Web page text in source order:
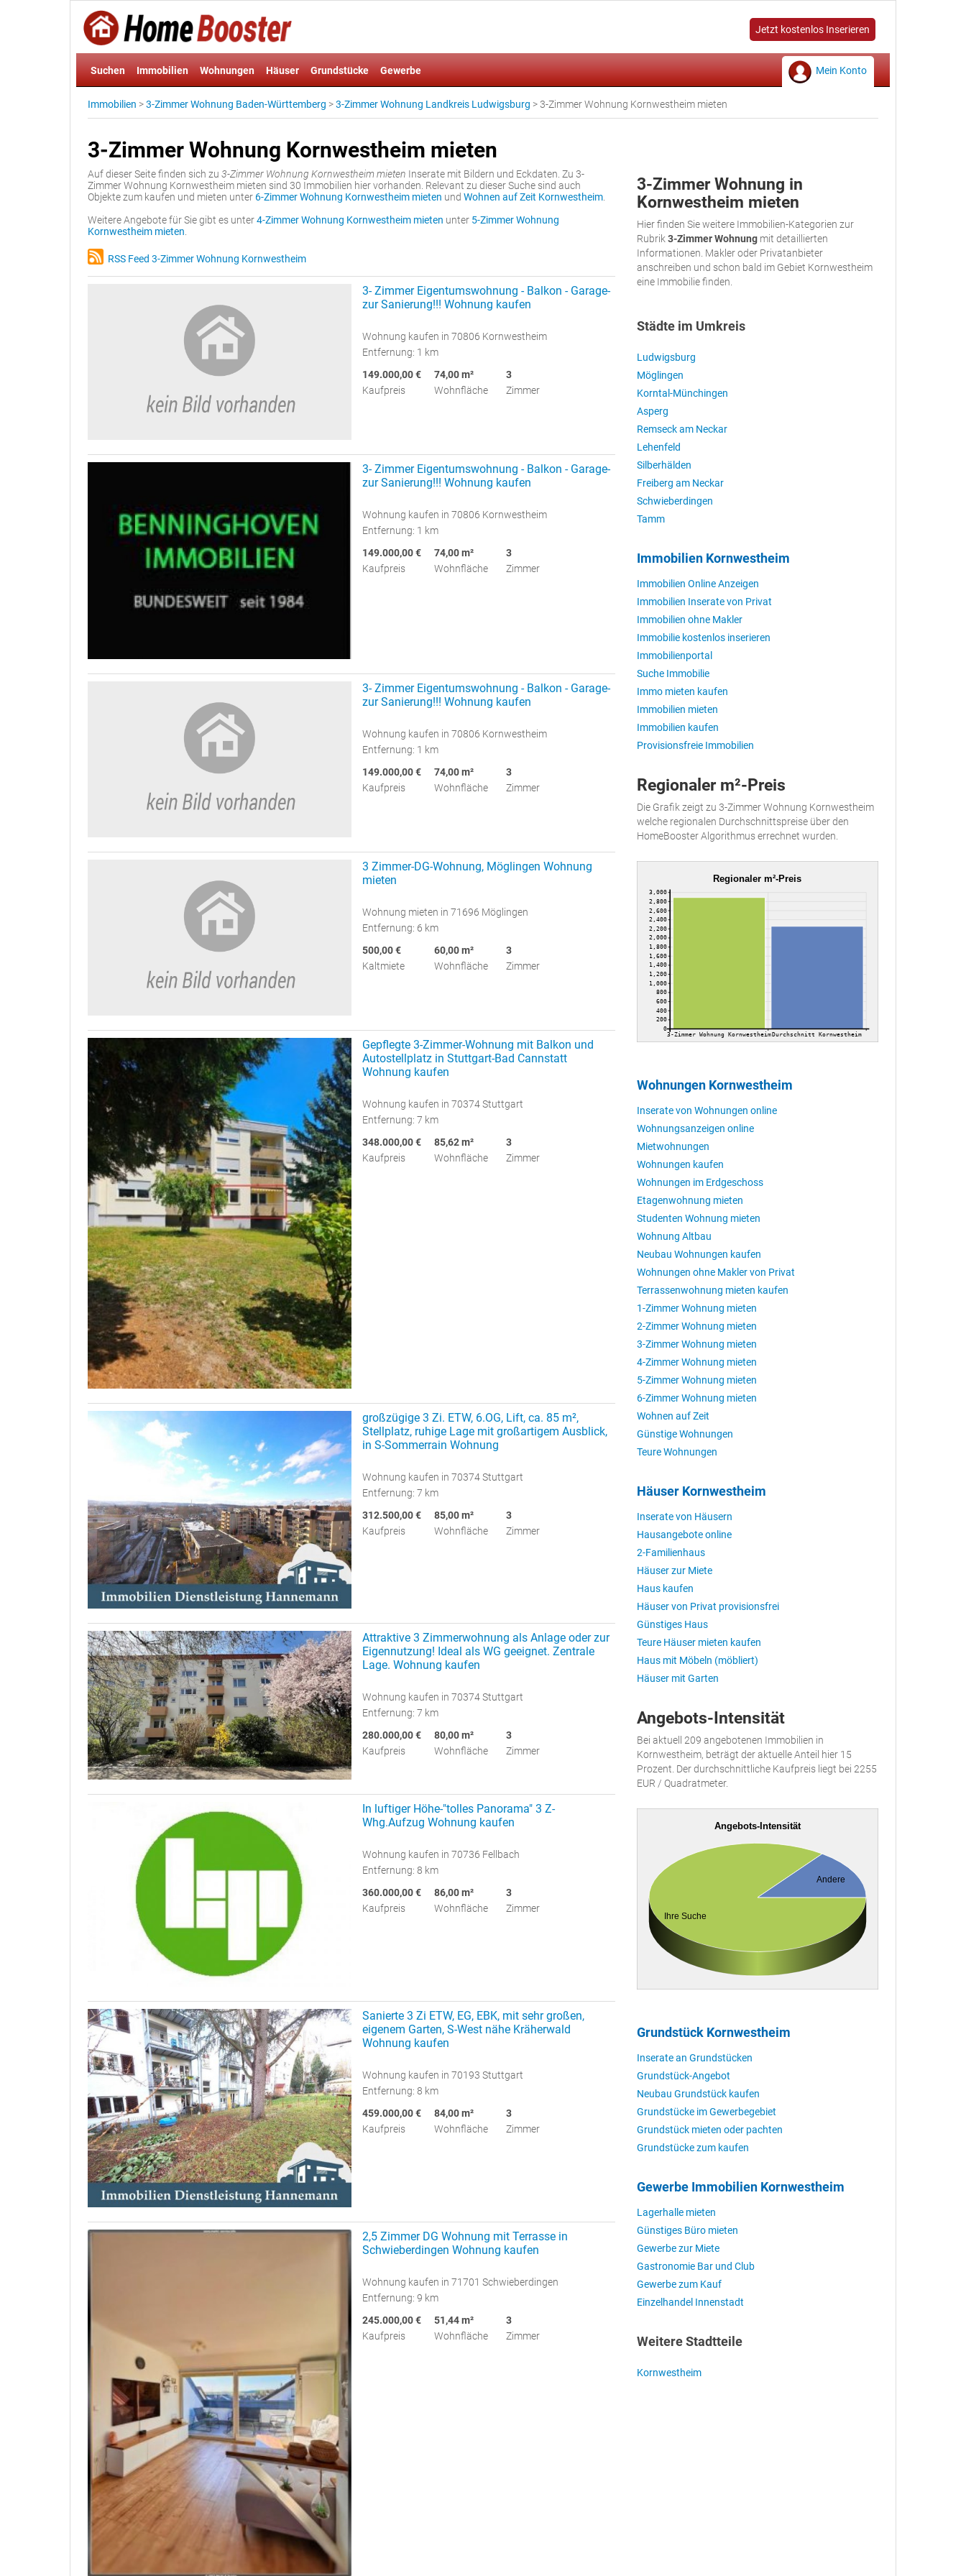
Jetzt kostenlos Inserieren
Suchen Immobilien Wohnungen Häuser Grundstücke Gewerbe Mein Konto
Immobilien >3-Zimmer Wohnung Baden-Württemberg >3-Zimmer Wohnung Landkreis Ludwigsburg >3-Zimmer Wohnung Kornwestheim mieten
3-Zimmer Wohnung Kornwestheim mieten
Auf dieser Seite finden sich zu 3-Zimmer Wohnung Kornwestheim mieten Inserate mit Bildern und Eckdaten. Zu 3-
Zimmer Wohnung Kornwestheim mieten sind 30 Immobilien hier vorhanden. Relevant zu dieser Suche sind auch
Objekte zum kaufen und mieten unter 6-Zimmer Wohnung Kornwestheim mieten und Wohnen auf Zeit Kornwestheim
Weitere Angebote für Sie gibt es unter4-Zimmer Wohnung Kornwestheim mieten unter 5-Zimmer Wohnung
Kornwestheim mieten
RSS Feed 3-Zimmer Wohnung Kornwestheim
3- Zimmer Eigentumswohnung - Balkon - Garage-
zur Sanierung!!! Wohnung kaufen
Wohnung kaufen in 70806 Kornwestheim
Entfernung: 1 km
149.000,00 €
Kaufpreis
74,00 m²
Wohnfläche
3
Zimmer
3- Zimmer Eigentumswohnung - Balkon - Garage-
zur Sanierung!!! Wohnung kaufen
Wohnung kaufen in 70806 Kornwestheim
Entfernung: 1 km
149.000,00 €
Kaufpreis
74,00 m²
Wohnfläche
3
Zimmer
3- Zimmer Eigentumswohnung - Balkon - Garage-
zur Sanierung!!! Wohnung kaufen
Wohnung kaufen in 70806 Kornwestheim
Entfernung: 1 km
149.000,00 €
Kaufpreis
74,00 m²
Wohnfläche
3
Zimmer
3 Zimmer-DG-Wohnung, Möglingen Wohnung
mieten
Wohnung mieten in 71696 Möglingen
Entfernung: 6 km
500,00 €
Kaltmiete
60,00 m²
Wohnfläche
3
Zimmer
Gepflegte 3-Zimmer-Wohnung mit Balkon und
Autostellplatz in Stuttgart-Bad Cannstatt
Wohnung kaufen
Wohnung kaufen in 70374 Stuttgart
Entfernung: 7 km
348.000,00 €
Kaufpreis
85,62 m²
Wohnfläche
3
Zimmer
großzügige 3 Zi. ETW, 6.OG, Lift, ca. 85 m²,
Stellplatz, ruhige Lage mit großartigem Ausblick,
in S-Sommerrain Wohnung
Wohnung kaufen in 70374 Stuttgart
Entfernung: 7 km
312.500,00 €
Kaufpreis
85,00 m²
Wohnfläche
3
Zimmer
Attraktive 3 Zimmerwohnung als Anlage oder zur
Eigennutzung! Ideal als WG geeignet. Zentrale
Lage. Wohnung kaufen
Wohnung kaufen in 70374 Stuttgart
Entfernung: 7 km
280.000,00 €
Kaufpreis
80,00 m²
Wohnfläche
3
Zimmer
In luftiger Höhe-"tolles Panorama" 3 Z-
Whg.Aufzug Wohnung kaufen
Wohnung kaufen in 70736 Fellbach
Entfernung: 8 km
360.000,00 €
Kaufpreis
86,00 m²
Wohnfläche
3
Zimmer
Sanierte 3 Zi ETW, EG, EBK, mit sehr großen,
eigenem Garten, S-West nähe Kräherwald
Wohnung kaufen
Wohnung kaufen in 70193 Stuttgart
Entfernung: 8 km
459.000,00 €
Kaufpreis
84,00 m²
Wohnfläche
3
Zimmer
2,5 Zimmer DG Wohnung mit Terrasse in
Schwieberdingen Wohnung kaufen
Wohnung kaufen in 71701 Schwieberdingen
Entfernung: 9 km
245.000,00 €
Kaufpreis
51,44 m²
Wohnfläche
3
Zimmer
3-Zimmer Wohnung in
Kornwestheim mieten
Hier finden Sie weitere Immobilien-Kategorien zur
Rubrik 3-Zimmer Wohnung mit detaillierten
Informationen. Makler oder Privatanbieter
anschreiben und schon bald im Gebiet Kornwestheim
eine Immobilie finden.
Städte im Umkreis
Ludwigsburg
Möglingen
Korntal-Münchingen
Asperg
Remseck am Neckar
Lehenfeld
Silberhälden
Freiberg am Neckar
Schwieberdingen
Tamm
Immobilien Kornwestheim
Immobilien Online Anzeigen
Immobilien Inserate von Privat
Immobilien ohne Makler
Immobilie kostenlos inserieren
Immobilienportal
Suche Immobilie
Immo mieten kaufen
Immobilien mieten
Immobilien kaufen
Provisionsfreie Immobilien
Regionaler m²-Preis
Die Grafik zeigt zu 3-Zimmer Wohnung Kornwestheim
welche regionalen Durchschnittspreise über den
HomeBooster Algorithmus errechnet wurden.
Regionaler m²-Preis
0
200
400
600
800
1,000
1,200
1,400
1,600
1,800
2,000
2,200
2,400
2,600
2,800
3,000
3-Zimmer Wohnung KornwestheimDurchschnitt Kornwestheim
Wohnungen Kornwestheim
Inserate von Wohnungen online
Wohnungsanzeigen online
Mietwohnungen
Wohnungen kaufen
Wohnungen im Erdgeschoss
Etagenwohnung mieten
Studenten Wohnung mieten
Wohnung Altbau
Neubau Wohnungen kaufen
Wohnungen ohne Makler von Privat
Terrassenwohnung mieten kaufen
1-Zimmer Wohnung mieten
2-Zimmer Wohnung mieten
3-Zimmer Wohnung mieten
4-Zimmer Wohnung mieten
5-Zimmer Wohnung mieten
6-Zimmer Wohnung mieten
Wohnen auf Zeit
Günstige Wohnungen
Teure Wohnungen
Häuser Kornwestheim
Inserate von Häusern
Hausangebote online
2-Familienhaus
Häuser zur Miete
Haus kaufen
Häuser von Privat provisionsfrei
Günstiges Haus
Teure Häuser mieten kaufen
Haus mit Möbeln (möbliert)
Häuser mit Garten
Angebots-Intensität
Bei aktuell 209 angebotenen Immobilien in
Kornwestheim, beträgt der aktuelle Anteil hier 15
Prozent. Der durchschnittliche Kaufpreis liegt bei 2255
EUR / Quadratmeter.
Angebots-Intensität
Ihre Suche
Andere
Grundstück Kornwestheim
Inserate an Grundstücken
Grundstück-Angebot
Neubau Grundstück kaufen
Grundstücke im Gewerbegebiet
Grundstück mieten oder pachten
Grundstücke zum kaufen
Gewerbe Immobilien Kornwestheim
Lagerhalle mieten
Günstiges Büro mieten
Gewerbe zur Miete
Gastronomie Bar und Club
Gewerbe zum Kauf
Einzelhandel Innenstadt
Weitere Stadtteile
Kornwestheim